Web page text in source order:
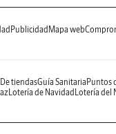
Publicidad Mapa web
De tiendasGuía Sanitaria Puntos
Lotería de Navidad Lotería del